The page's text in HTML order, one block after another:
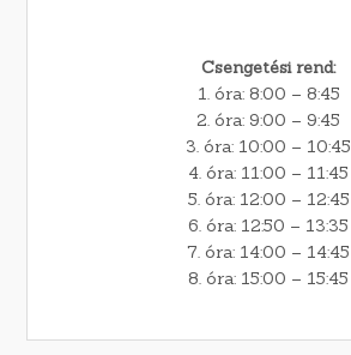
Csengetési rend:
1. óra: 8:00 – 8:45
2. óra: 9:00 – 9:45
3. óra: 10:00 – 10:45
4. óra: 11:00 – 11:45
5. óra: 12:00 – 12:45
6. óra: 12:50 – 13:35
7. óra: 14:00 – 14:45
8. óra: 15:00 – 15:45